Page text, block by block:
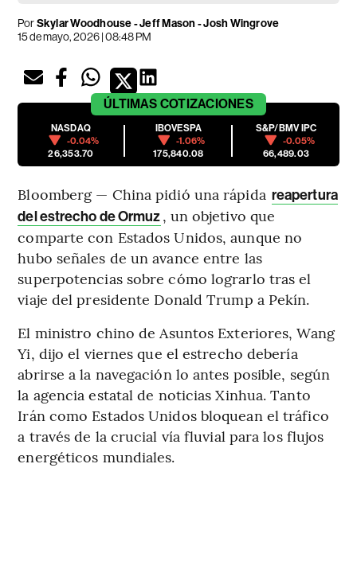
PorSkylar Woodhouse - Jeff Mason - Josh Wingrove
15 de mayo, 2026 | 08:48 PM
ÚLTIMAS COTIZACIONES
NASDAQ
-0.04%
26,353.70
IBOVESPA
-1.06%
175,840.08
S&P/BMV IPC
-0.05%
66,489.03
Bloomberg — China pidió una rápida reapertura
del estrecho de Ormuz, un objetivo que
comparte con Estados Unidos, aunque no
hubo señales de un avance entre las
superpotencias sobre cómo lograrlo tras el
viaje del presidente Donald Trump a Pekín.
El ministro chino de Asuntos Exteriores, Wang
Yi, dijo el viernes que el estrecho debería
abrirse a la navegación lo antes posible, según
la agencia estatal de noticias Xinhua. Tanto
Irán como Estados Unidos bloquean el tráfico
a través de la crucial vía fluvial para los flujos
energéticos mundiales.